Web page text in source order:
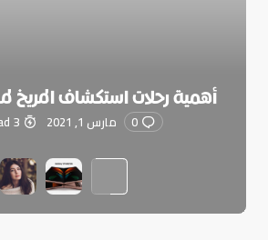
أهمية رحلات استكشاف المريخ
0 مارس 1, 2021 3 min read